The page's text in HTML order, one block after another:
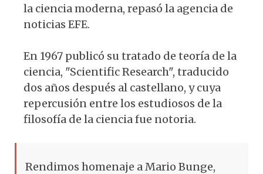
la ciencia moderna, repasó la agencia de
noticias EFE.
En 1967 publicó su tratado de teoría de la
ciencia, "Scientific Research", traducido
dos años después al castellano, y cuya
repercusión entre los estudiosos de la
filosofía de la ciencia fue notoria.
Rendimos homenaje a Mario Bunge,